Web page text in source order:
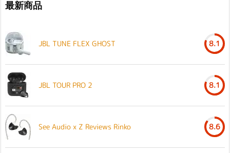
最新商品
JBL TUNE FLEX GHOST 8.1
JBL TOUR PRO 2 8.1
See Audio x Z Reviews Rinko 8.6